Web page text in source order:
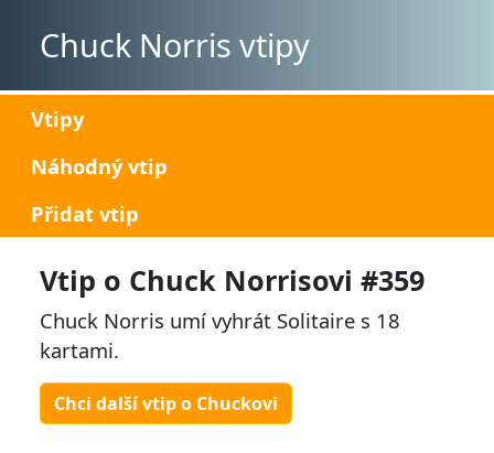
Chuck Norris vtipy
Vtipy
Náhodný vtip
Přidat vtip
Vtip o Chuck Norrisovi #359
Chuck Norris umí vyhrát Solitaire s 18
kartami.
Chci další vtip o Chuckovi